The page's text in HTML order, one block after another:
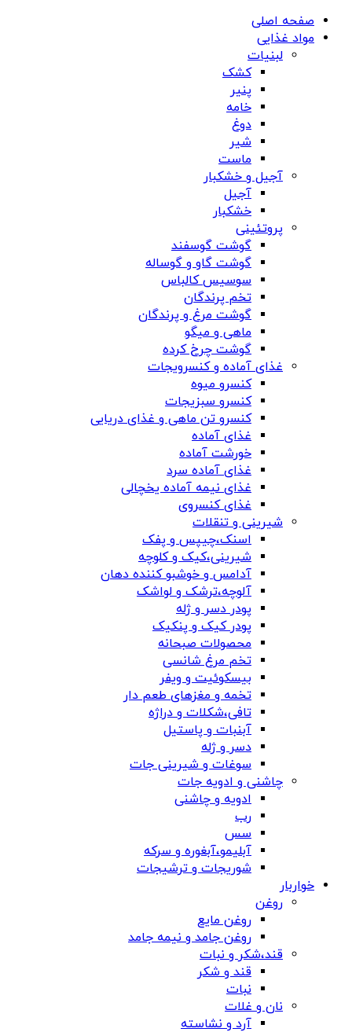
صفحه اصلی
مواد غذایی
لبنیات
کشک
پنیر
خامه
دوغ
شیر
ماست
آجیل و خشکبار
آجیل
خشکبار
پروتئینی
گوشت گوسفند
گوشت گاو و گوساله
سوسیس کالباس
تخم پرندگان
گوشت مرغ و پرندگان
ماهی و میگو
گوشت چرخ کرده
غذای آماده و کنسرویجات
کنسرو میوه
کنسرو سبزیجات
کنسرو تن ماهی و غذای دریایی
غذای آماده
خورشت آماده
غذای آماده سرد
غذای نیمه آماده یخچالی
غذای کنسروی
شیرینی و تنقلات
اسنک،چیپس و پفک
شیرینی،کیک و کلوچه
آدامس و خوشبو کننده دهان
آلوچه،ترشک و لواشک
پودر دسر و ژله
پودر کیک و پنکیک
محصولات صبحانه
تخم مرغ شانسی
بیسکوئیت و ویفر
تخمه و مغزهای طعم دار
تافی،شکلات و دراژه
آبنبات و پاستیل
دسر و ژله
سوغات و شیرینی جات
چاشنی و ادویه جات
ادویه و چاشنی
رب
سس
آبلیمو،آبغوره و سرکه
شوریجات و ترشیجات
خواربار
روغن
روغن مایع
روغن جامد و نیمه جامد
قند،شکر و نبات
قند و شکر
نبات
نان و غلات
آرد و نشاسته